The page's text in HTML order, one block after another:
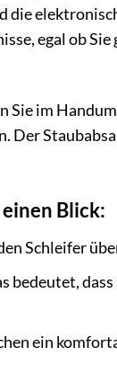
egal ob
Sie im
Der
Blick:
Schleifer
bedeutet, dass
ein